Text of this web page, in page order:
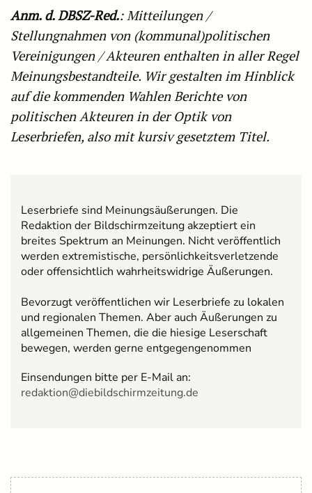
Anm. d. DBSZ-Red.: Mitteilungen /
Stellungnahmen von (kommunal)politischen
Vereinigungen / Akteuren enthalten in aller Regel
Meinungsbestandteile. Wir gestalten im Hinblick
auf die kommenden Wahlen Berichte von
politischen Akteuren in der Optik von
Leserbriefen, also mit kursiv gesetztem Titel.
Leserbriefe sind Meinungsäußerungen. Die
Redaktion der Bildschirmzeitung akzeptiert ein
breites Spektrum an Meinungen. Nicht veröffentlich
werden extremistische, persönlichkeitsverletzende
oder offensichtlich wahrheitswidrige Äußerungen.
Bevorzugt veröffentlichen wir Leserbriefe zu lokalen
und regionalen Themen. Aber auch Äußerungen zu
allgemeinen Themen, die die hiesige Leserschaft
bewegen, werden gerne entgegengenommen
Einsendungen bitte per E-Mail an:
redaktion@diebildschirmzeitung.de